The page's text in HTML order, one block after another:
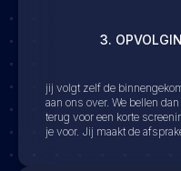
3.
jij volgt zelf de
aan ons over. We bellen
terug voor een korte
je voor. Jij maakt de